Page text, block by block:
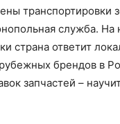
транспортировки
служба. На
страна ответит
брендов в
запчастей –